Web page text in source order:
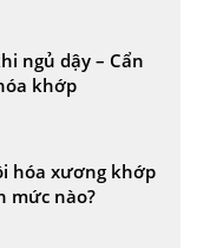
ngủ dậy – Cẩn
khớp
hóa xương khớp
mức nào?